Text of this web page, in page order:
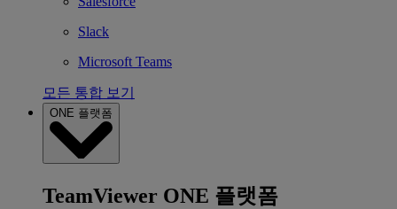
Slack
Microsoft Teams
모든 통합 보기
ONE 플랫폼
TeamViewer ONE 플랫폼